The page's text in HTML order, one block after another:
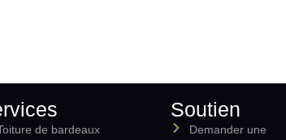
de bardeaux
Soutien
Demander une